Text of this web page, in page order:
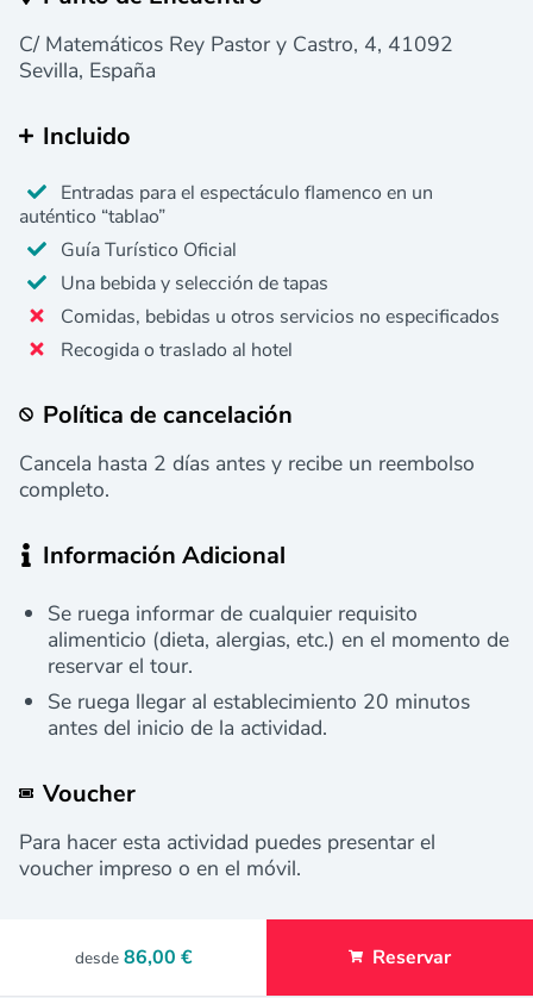
C/ Matemáticos Rey Pastor y Castro, 4, 41092
Sevilla, España
Incluido
Entradas para el espectáculo flamenco en un
auténtico “tablao”
Guía Turístico Oficial
Una bebida y selección de tapas
Comidas, bebidas u otros servicios no especificados
Recogida o traslado al hotel
Política de cancelación
Cancela hasta 2 días antes y recibe un reembolso
completo.
Información Adicional
Se ruega informar de cualquier requisito
alimenticio (dieta, alergias, etc.) en el momento de
reservar el tour.
Se ruega llegar al establecimiento 20 minutos
antes del inicio de la actividad.
Voucher
Para hacer esta actividad puedes presentar el
voucher impreso o en el móvil.
desde 86,00 € Reservar